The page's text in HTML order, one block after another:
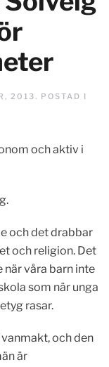
2013. POSTAD I
och aktiv i
och det drabbar
och religion. Det
våra barn inte
som när unga
rasar.
och den
är